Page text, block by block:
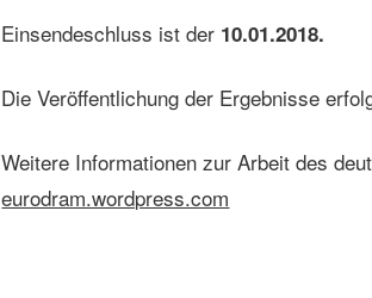
Einsendeschluss ist der 10.01.2018.
Die Veröffentlichung der Ergebnisse
Weitere Informationen zur Arbeit des
eurodram.wordpress.com